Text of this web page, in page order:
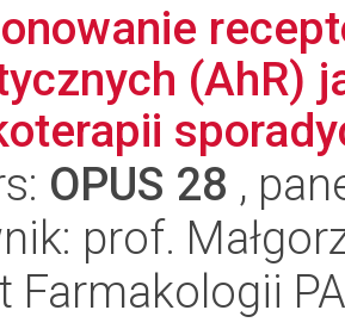
(AhR)
OPUS 28 ,
prof.
Farmakologii